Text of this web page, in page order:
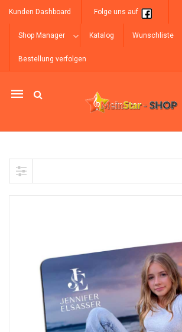
Kunden Dashboard Folge uns auf
Shop Manager Katalog Wunschliste
Bestellung verfolgen
Mobile
Skip to content